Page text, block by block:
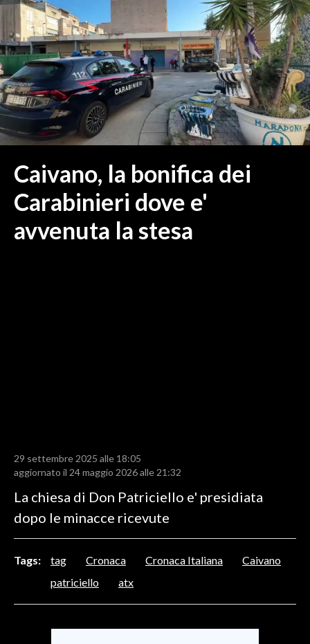
SULCIS IGLESIENTE
MEDIO CAMPIDANO
ORISTANO E PROVINCIA
SASSARI E PROVINCIA
GALLURA
NUORO E PROVINCIA
OGLIASTRA
ITALIA
MONDO
RISULTATI E CLASSIFICHE
CALCIO REGIONALE
BASKET
MOTORI
ALTRI SPORT
Caivano, la bonifica dei
Carabinieri dove e'
avvenuta la stesa
29 settembre 2025 alle 18:05
aggiornato il 24 maggio 2026 alle 21:32
La chiesa di Don Patriciello e' presidiata
dopo le minacce ricevute
Tags: tag Cronaca Cronaca Italiana
Caivano
patriciello
atx